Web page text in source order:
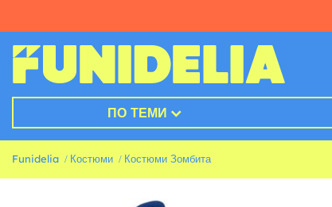
ПО ТЕМИ
Funidelia Костюми Костюми Зомбита